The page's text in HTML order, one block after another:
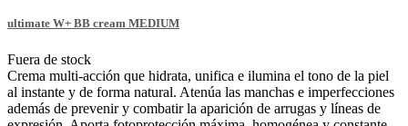
ultimate W+ BB cream MEDIUM
Fuera de stock
Crema multi-acción que hidrata, unifica e ilumina el tono de la piel
al instante y de forma natural. Atenúa las manchas e imperfecciones
además de prevenir y combatir la aparición de arrugas y líneas de